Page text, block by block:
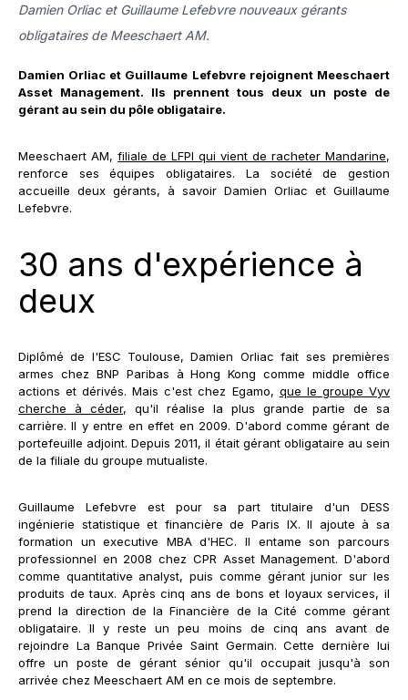
Damien Orliac et Guillaume Lefebvre nouveaux gérants
obligataires de Meeschaert AM.
Damien Orliac et Guillaume Lefebvre rejoignent Meeschaert
Asset Management. Ils prennent tous deux un poste de
gérant au sein du pôle obligataire.
Meeschaert AM, filiale de LFPI qui vient de racheter Mandarine,
renforce ses équipes obligataires. La société de gestion
accueille deux gérants, à savoir Damien Orliac et Guillaume
Lefebvre.
30 ans d'expérience à
deux
Diplômé de l'ESC Toulouse, Damien Orliac fait ses premières
armes chez BNP Paribas à Hong Kong comme middle office
actions et dérivés. Mais c'est chez Egamo, que le groupe Vyv
cherche à céder, qu'il réalise la plus grande partie de sa
carrière. Il y entre en effet en 2009. D'abord comme gérant de
portefeuille adjoint. Depuis 2011, il était gérant obligataire au sein
de la filiale du groupe mutualiste.
Guillaume Lefebvre est pour sa part titulaire d'un DESS
ingénierie statistique et financière de Paris IX. Il ajoute à sa
formation un executive MBA d'HEC. Il entame son parcours
professionnel en 2008 chez CPR Asset Management. D'abord
comme quantitative analyst, puis comme gérant junior sur les
produits de taux. Après cinq ans de bons et loyaux services, il
prend la direction de la Financière de la Cité comme gérant
obligataire. Il y reste un peu moins de cinq ans avant de
rejoindre La Banque Privée Saint Germain. Cette dernière lui
offre un poste de gérant sénior qu'il occupait jusqu'à son
arrivée chez Meeschaert AM en ce mois de septembre.